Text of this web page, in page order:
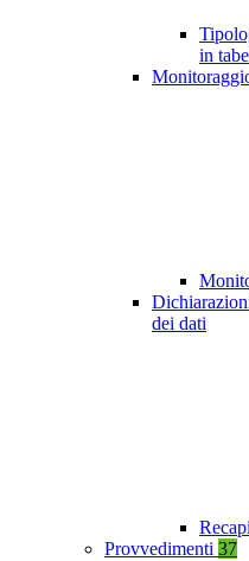
in
dei dati
Provvedimenti 37